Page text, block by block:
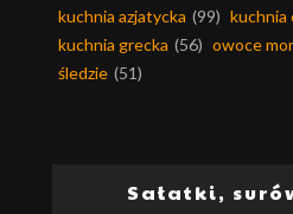
kuchnia azjatycka (99) kuchnia
kuchnia grecka (56) owoce
śledzie (51)
Sałatki,